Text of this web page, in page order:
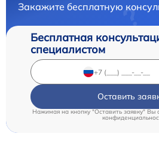
Закажите бесплатную
Бесплатная
специалистом
Оставить
Нажимая на кнопку "Оставить заявку" Вы